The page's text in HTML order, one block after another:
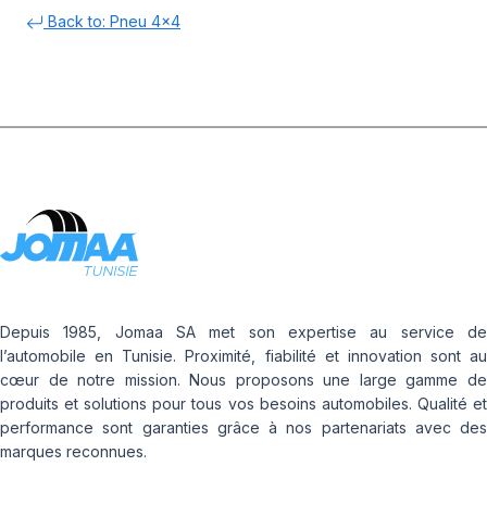
Back to: Pneu 4x4
Depuis 1985, Jomaa SA met son expertise au service de
l’automobile en Tunisie. Proximité, fiabilité et innovation sont au
cœur de notre mission. Nous proposons une large gamme de
produits et solutions pour tous vos besoins automobiles. Qualité et
performance sont garanties grâce à nos partenariats avec des
marques reconnues.